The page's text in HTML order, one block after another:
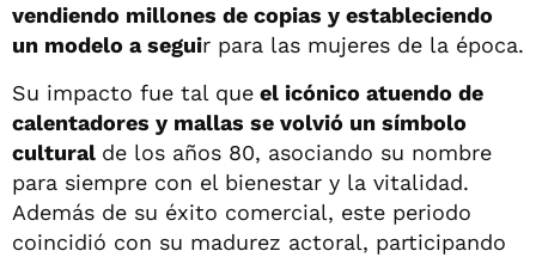
vendiendo millones de copias y estableciendo
un modelo a seguir para las mujeres de la época.
Su impacto fue tal que el icónico atuendo de
calentadores y mallas se volvió un símbolo
cultural de los años 80, asociando su nombre
para siempre con el bienestar y la vitalidad.
Además de su éxito comercial, este periodo
coincidió con su madurez actoral, participando